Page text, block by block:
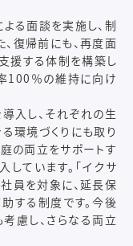
る面談を実施し、制
復帰前にも、再度面
援する体制を構築し
100％の維持に向け
入し、それぞれの生
環境づくりにも取り
の両立をサポートす
ています。「イクサ
員を対象に、延長保
する制度です。今後
慮し、さらなる両立